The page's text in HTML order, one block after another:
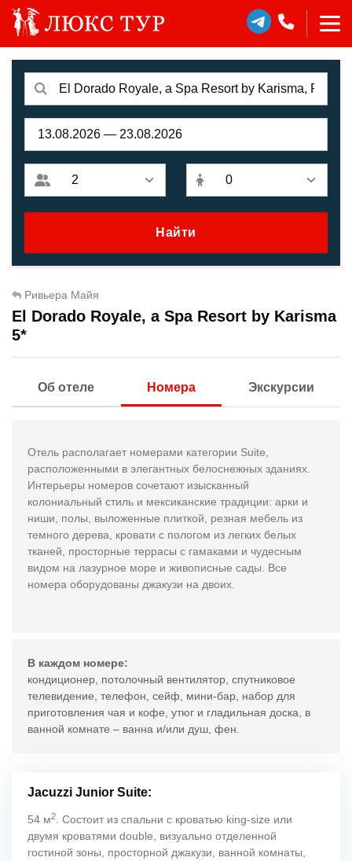
Найти
Ривьера Майя
El Dorado Royale, a Spa Resort by Karisma
5*
Об отеле Номера Экскурсии
Отель располагает номерами категории Suite
расположенными в элегантных белоснежных зданиях.
Интерьеры номеров сочетают изысканный
колониальный стиль и мексиканские традиции: арки и
ниши, полы, выложенные плиткой, резная мебель из
темного дерева, кровати с пологом из легких белых
тканей, просторные террасы с гамаками и чудесным
видом на лазурное море и живописные сады. Все
номера оборудованы джакузи на двоих.
В каждом номере:
кондиционер, потолочный вентилятор, спутниковое
телевидение, телефон, сейф, мини-бар, набор для
приготовления чая и кофе, утюг и гладильная доска, в
ванной комнате – ванна и/или душ, фен.
Jacuzzi Junior Suite:
54 м2
. Состоит из спальни с кроватью king-size или
двумя кроватями double, визуально отделенной
гостиной зоны, просторной джакузи, ванной комнаты,